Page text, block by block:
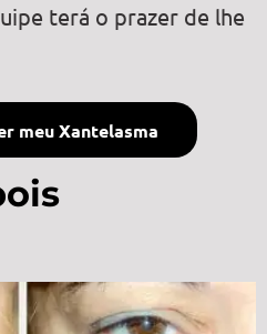
terá o prazer de lhe
meu Xantelasma